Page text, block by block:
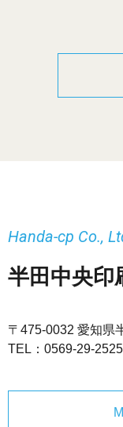
半田中央印
Handa-cp Co.,
〒475-0032 愛知県
TEL： 0569-29-2525